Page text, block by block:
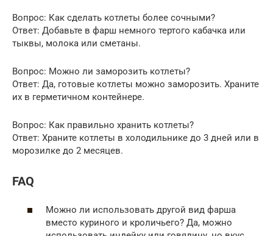
Вопрос: Как сделать котлеты более сочными?
Ответ: Добавьте в фарш немного тертого кабачка или
тыквы, молока или сметаны.
Вопрос: Можно ли заморозить котлеты?
Ответ: Да, готовые котлеты можно заморозить. Храните
их в герметичном контейнере.
Вопрос: Как правильно хранить котлеты?
Ответ: Храните котлеты в холодильнике до 3 дней или в
морозилке до 2 месяцев.
FAQ
Можно ли использовать другой вид фарша
вместо куриного и кроличьего? Да, можно